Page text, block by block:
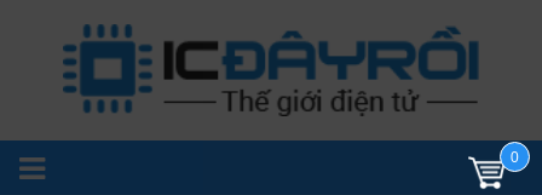
0